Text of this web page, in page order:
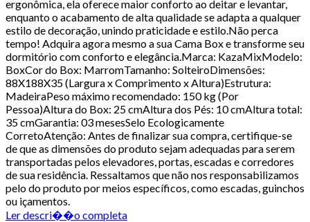
ergonômica, ela oferece maior conforto ao deitar e levantar,
enquanto o acabamento de alta qualidade se adapta a qualquer
estilo de decoração, unindo praticidade e estilo.Não perca
tempo! Adquira agora mesmo a sua Cama Box e transforme seu
dormitório com conforto e elegância.Marca: KazaMixModelo:
BoxCor do Box: MarromTamanho: SolteiroDimensões:
88X188X35 (Largura x Comprimento x Altura)Estrutura:
MadeiraPeso máximo recomendado: 150 kg (Por
Pessoa)Altura do Box: 25 cmAltura dos Pés: 10 cmAltura total:
35 cmGarantia: 03 mesesSelo Ecologicamente
CorretoAtenção: Antes de finalizar sua compra, certifique-se
de que as dimensões do produto sejam adequadas para serem
transportadas pelos elevadores, portas, escadas e corredores
de sua residência. Ressaltamos que não nos responsabilizamos
pelo do produto por meios específicos, como escadas, guinchos
ou içamentos.
Ler descri��o completa